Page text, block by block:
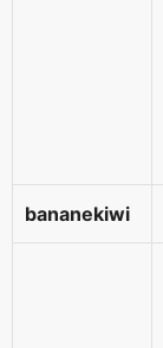
bananekiwi